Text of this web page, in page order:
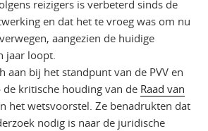
reizigers is verbeterd sinds de
en dat het te vroeg was om nu
aangezien de huidige
jaar loopt.
aan bij het standpunt van de PVV en
de kritische houding van de Raad van
het wetsvoorstel. Ze benadrukten dat
nodig is naar de juridische